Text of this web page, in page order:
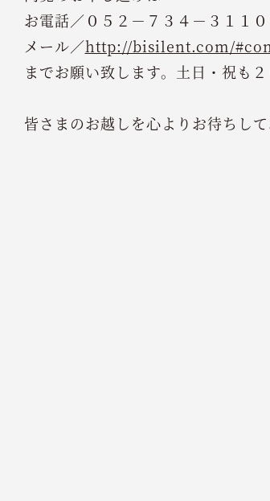
お電話／０５２－７３４－３１１０
メール／http://bisilent.com/
までお願い致します。土日・祝も
皆さまのお越しを心よりお待ちして